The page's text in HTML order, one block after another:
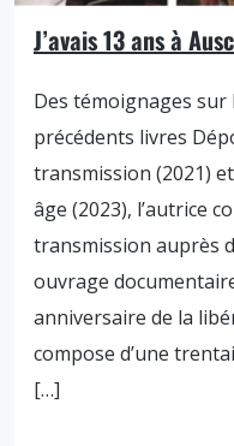
J’avais 13 ans à
Des témoignages
précédents livres
transmission (2021)
âge (2023), l’autrice
transmission auprès
ouvrage
anniversaire de la
compose d’une
[…]